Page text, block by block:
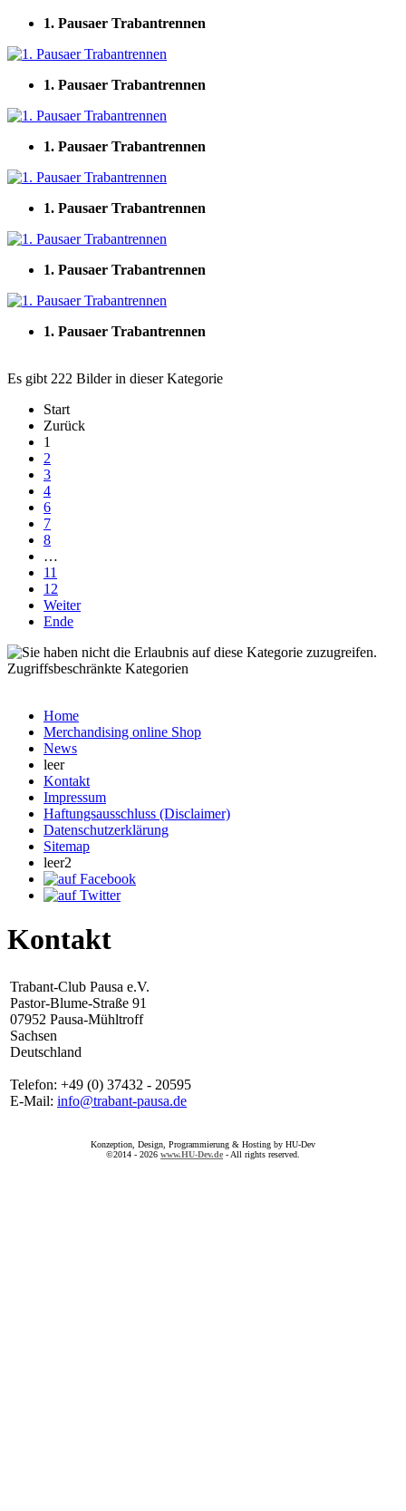
1. Pausaer Trabantrennen
1. Pausaer Trabantrennen
1. Pausaer Trabantrennen
1. Pausaer Trabantrennen
1. Pausaer Trabantrennen
1. Pausaer Trabantrennen
Es gibt 222 Bilder in dieser Kategorie
Start
Zurück
1
2
3
4
6
7
8
…
11
12
Weiter
Ende
Zugriffsbeschränkte Kategorien
Home
Merchandising online Shop
News
leer
Kontakt
Impressum
Haftungsausschluss (Disclaimer)
Datenschutzerklärung
Sitemap
leer2
Kontakt
Trabant-Club Pausa e.V.
Pastor-Blume-Straße 91
07952 Pausa-Mühltroff
Sachsen
Deutschland
Telefon: +49 (0) 37432 - 20595
E-Mail: info@trabant-pausa.de
Konzeption, Design, Programmierung & Hosting by HU-Dev
©2014 - 2026 www.HU-Dev.de - All rights reserved.